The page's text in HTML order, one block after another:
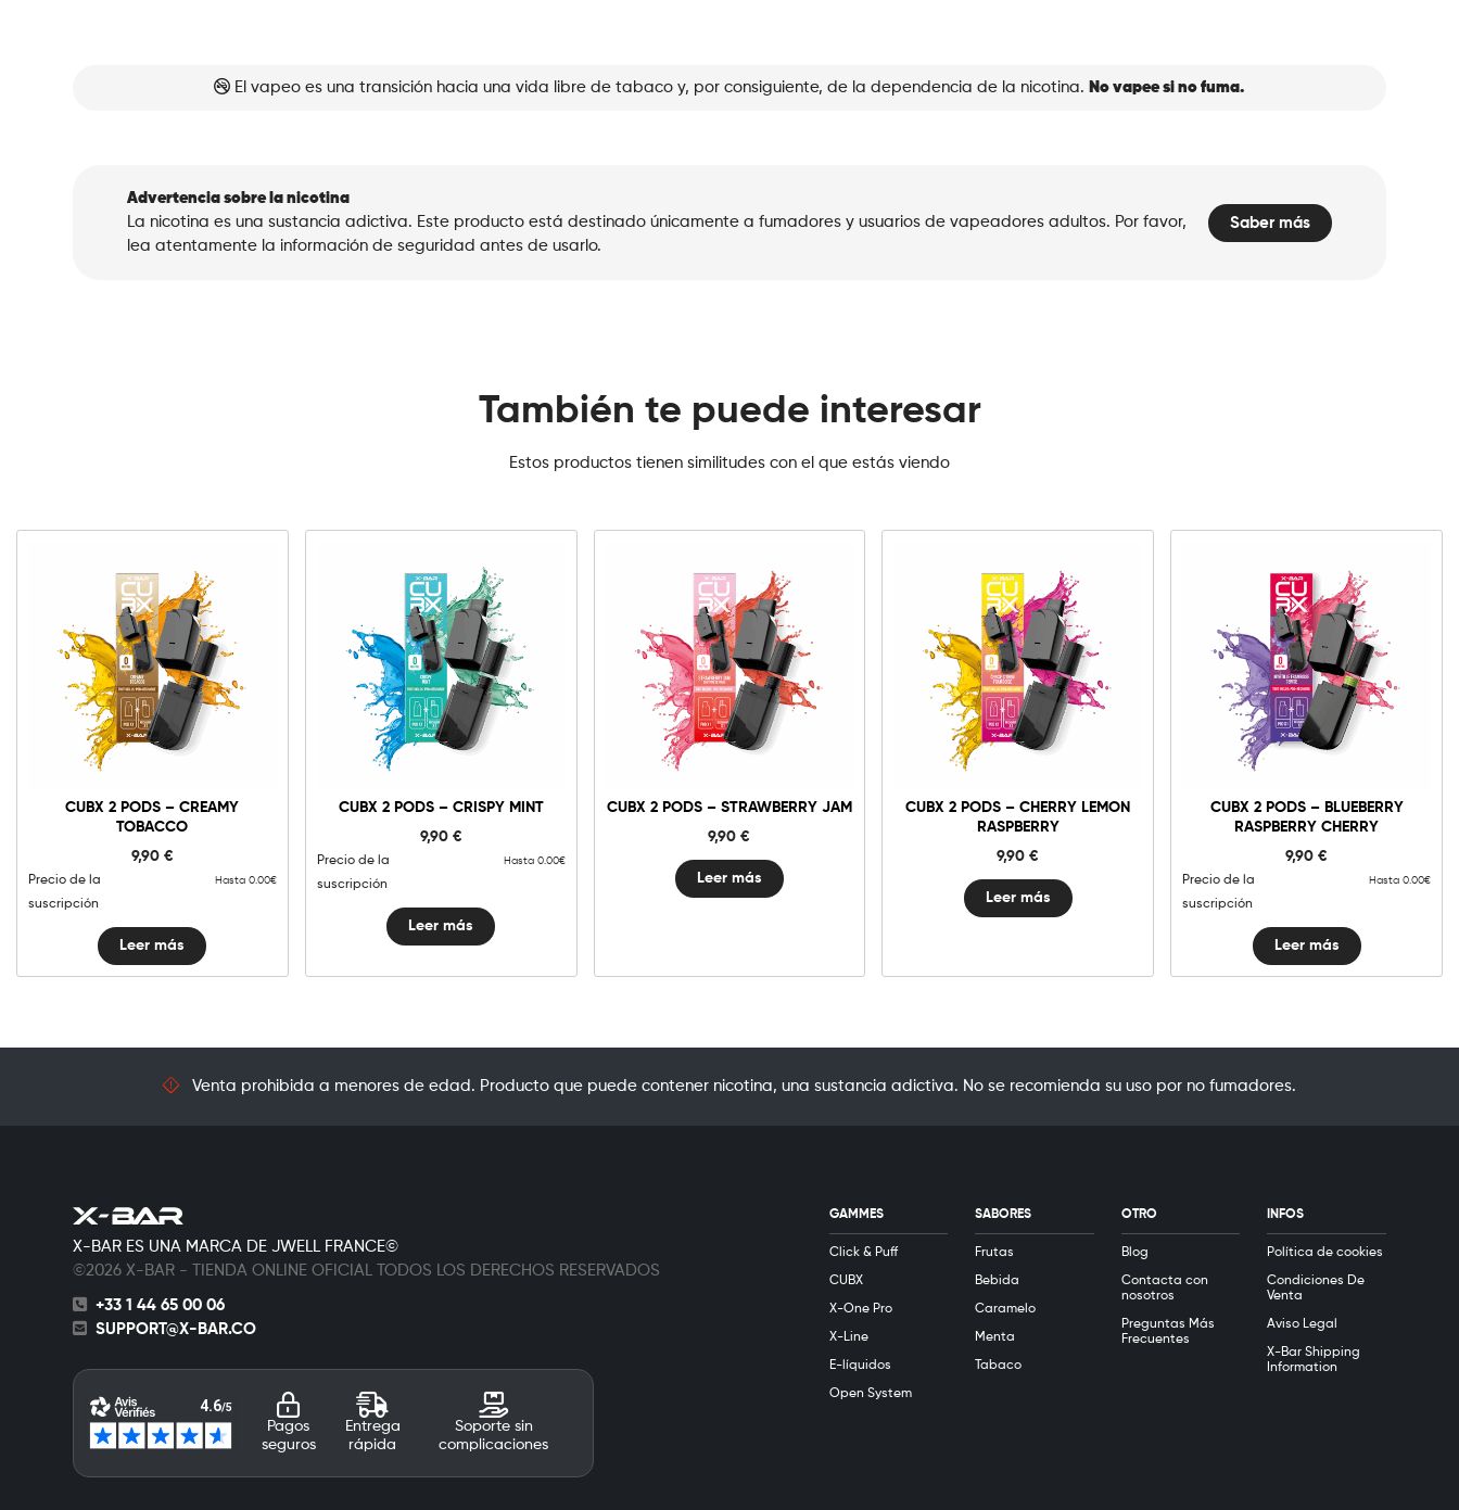
El vapeo es una transición hacia una vida libre de tabaco y, por consiguiente, de la dependencia de la nicotina. No vapee si no fuma.
Advertencia sobre la nicotina
La nicotina es una sustancia adictiva. Este producto está destinado únicamente a fumadores y usuarios de vapeadores adultos. Por favor,
lea atentamente la información de seguridad antes de usarlo.
Saber más
También te puede interesar
Estos productos tienen similitudes con el que estás viendo
CUBX 2 PODS – CREAMY
TOBACCO
9,90 €
Precio de la
suscripción
Hasta 0.00€
Leer más
CUBX 2 PODS – CRISPY MINT
9,90 €
Precio de la
suscripción
Hasta 0.00€
Leer más
CUBX 2 PODS – STRAWBERRY JAM
9,90€
Leer más
CUBX 2 PODS – CHERRY LEMON
RASPBERRY
9,90€
Leer más
CUBX 2 PODS – BLUEBERRY
RASPBERRY CHERRY
9,90€
Precio de la
suscripción
Hasta 0.00€
Leer más
Venta prohibida a menores de edad. Producto que puede contener nicotina, una sustancia adictiva. No se recomienda su uso por no fumadores.
X-BAR ES UNA MARCA DE JWELL FRANCE©
©2026 X-BAR - TIENDA ONLINE OFICIAL TODOS LOS DERECHOS RESERVADOS
+33 1 44 65 00 06
SUPPORT@X-BAR.CO
Pagos
seguros
Entrega
rápida
Soporte sin
complicaciones
GAMMES
Click & Puff
CUBX
X-One Pro
X-Line
E-líquidos
Open System
SABORES
Frutas
Bebida
Caramelo
Menta
Tabaco
OTRO
Blog
Contacta con
nosotros
Preguntas Más
Frecuentes
INFOS
Política de cookies
Condiciones De
Venta
Aviso Legal
X-Bar Shipping
Information